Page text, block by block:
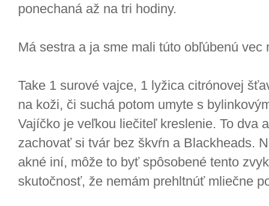
ponechaná až na tri hodiny.
Má sestra a ja sme mali túto obľúbenú vec
Take 1 surové vajce, 1 lyžica citrónovej
na koži, či suchá potom umyte s
Vajíčko je veľkou liečiteľ kreslenie. To dva
zachovať si tvár bez škvŕn a Blackheads.
akné iní, môže to byť spôsobené tento
skutočnosť, že nemám prehltnúť mliečne